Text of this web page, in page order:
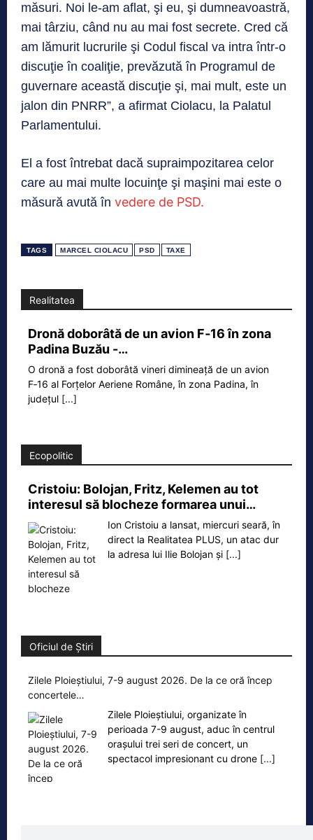
măsuri. Noi le-am aflat, şi eu, şi dumneavoastră,
mai târziu, când nu au mai fost secrete. Cred că
am lămurit lucrurile şi Codul fiscal va intra într-o
discuţie în coaliţie, prevăzută în Programul de
guvernare această discuţie şi, mai mult, este un
jalon din PNRR”, a afirmat Ciolacu, la Palatul
Parlamentului.
El a fost întrebat dacă supraimpozitarea celor
care au mai multe locuinţe şi maşini mai este o
măsură avută în vedere de PSD.
TAGS MARCEL CIOLACU PSD TAXE
Realitatea
Dronă doborâtă de un avion F‑16 în zona
Padina Buzău -…
O dronă a fost doborâtă vineri dimineață de un avion
F‑16 al Forțelor Aeriene Române, în zona Padina, în
județul [...]
Ecopolitic
Cristoiu: Bolojan, Fritz, Kelemen au tot
interesul să blocheze formarea unui…
Ion Cristoiu a lansat, miercuri seară, în
direct la Realitatea PLUS, un atac dur
la adresa lui Ilie Bolojan și [...]
Oficiul de Știri
Zilele Ploieștiului, 7-9 august 2026. De la ce oră încep
concertele…
Zilele Ploieștiului, organizate în
perioada 7-9 august, aduc în centrul
orașului trei seri de concert, un
spectacol impresionant cu drone [...]